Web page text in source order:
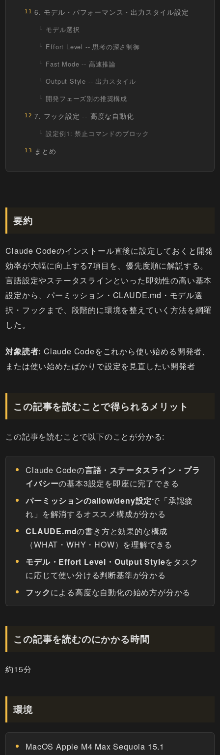
11 6. モデル・パフォーマンス・出力スタイル設定
モデル選択
Effort Level -- 思考の深さ制御
Fast Mode -- 高速推論
Output Style -- 出力スタイル
開発フェーズ別の推奨構成
12 7. フック設定 -- 高度な自動化
設定例1: 禁止コマンドのブロック
13 まとめ
要約
Claude Codeのインストール直後に設定しておくと開発
効率が大幅に向上する7項目を、優先度順に解説する。
言語設定やステータスラインといった即効性の高い基本
設定から、パーミッション・CLAUDE.md・モデル選
択・フックまで、段階的に環境を整えていく方法を網羅
した。
対象読者: Claude Codeをこれから使い始める開発者、
または使い始めたばかりで設定を見直したい開発者
この記事を読むことで得られるメリット
この記事を読むことで以下のことが分かる:
Claude Codeの言語・ステータスライン・プラ
イバシーの基本3設定を即座に完了できる
パーミッションのallow/deny設定で「承認疲
れ」を解消するオススメ構成が分かる
CLAUDE.mdの書き方と効果的な構成
（WHAT・WHY・HOW）を理解できる
モデル・Effort Level・Output Styleをタスク
に応じて使い分ける判断基準が分かる
フックによる高度な自動化の始め方が分かる
この記事を読むのにかかる時間
約15分
環境
MacOS Apple M4 Max Sequoia 15.1